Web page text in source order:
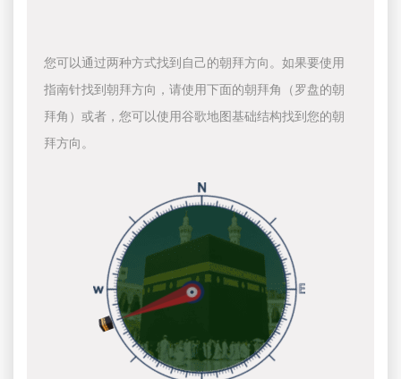
您可以通过两种方式找到自己的朝拜方向。如果要使用
指南针找到朝拜方向，请使用下面的朝拜角（罗盘的朝
拜角）或者，您可以使用谷歌地图基础结构找到您的朝
拜方向。